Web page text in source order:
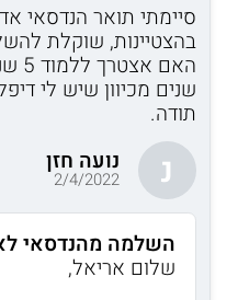
סיימתי תואר הנדסאי
בהצטיינות, שוקלת
שנים מכיוון שיש לי
תודה.
נ נועה חזן
2/4/2022
השלמה מהנדסאי
שלום אריאל,